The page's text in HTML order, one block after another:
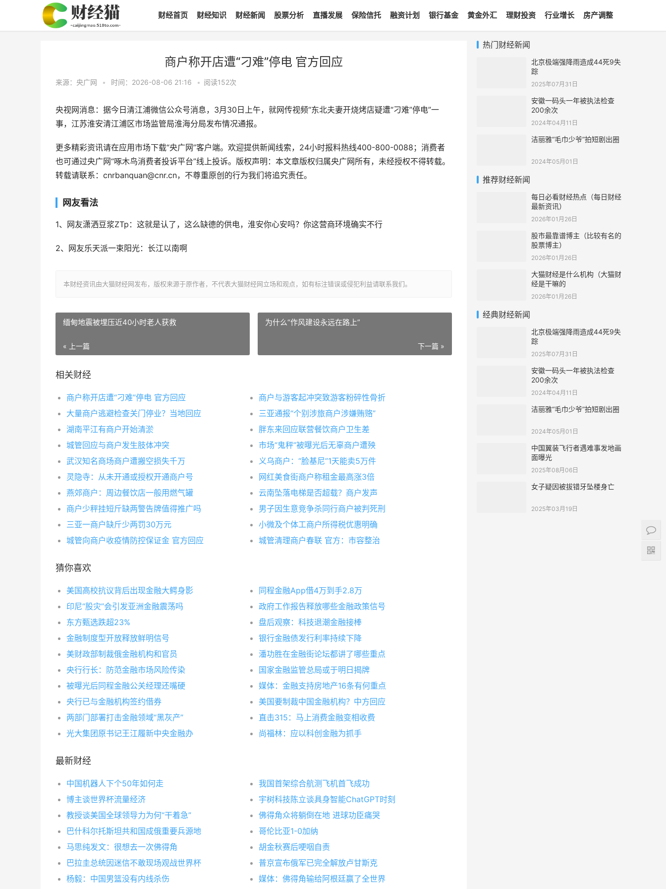
财经首页 财经知识 财经新闻 股票分析 直播发展 保险信托 融资计划 银行基金 黄金外汇 理财投资 行业增长 房产调整
商户称开店遭“刁难”停电 官方回应
来源：央广网 • 时间：2026-08-06 21:16 • 阅读152次
央视网消息：据今日清江浦微信公众号消息，3月30日上午，就网传视频“东北夫妻开烧烤店疑遭“刁难”停电”一
事，江苏淮安清江浦区市场监管局淮海分局发布情况通报。
更多精彩资讯请在应用市场下载“央广网”客户端。欢迎提供新闻线索，24小时报料热线400-800-0088；消费者
也可通过央广网“啄木鸟消费者投诉平台”线上投诉。版权声明：本文章版权归属央广网所有，未经授权不得转载。
转载请联系：cnrbanquan@cnr.cn，不尊重原创的行为我们将追究责任。
网友看法
1、网友潇洒豆浆ZTp：这就是认了，这么缺德的供电，淮安你心安吗？你这营商环境确实不行
2、网友乐天派一束阳光：长江以南啊
本财经资讯由大猫财经网发布，版权来源于原作者，不代表大猫财经网立场和观点，如有标注错误或侵犯利益请联系我们。
缅甸地震被埋压近40小时老人获救
« 上一篇
为什么“作风建设永远在路上”
下一篇 »
相关财经
商户称开店遭“刁难”停电 官方回应
商户与游客起冲突致游客粉碎性骨折
大量商户逃避检查关门停业？当地回应
三亚通报“个别涉旅商户涉嫌贿赂”
湖南平江有商户开始清淤
胖东来回应联营餐饮商户卫生差
城管回应与商户发生肢体冲突
市场“鬼秤”被曝光后无辜商户遭殃
武汉知名商场商户遭搬空损失千万
义乌商户：“脸基尼”1天能卖5万件
灵隐寺：从未开通或授权开通商户号
网红美食街商户称租金最高涨3倍
燕郊商户：周边餐饮店一般用燃气罐
云南坠落电梯是否超载？商户发声
商户少秤挂短斤缺两警告牌值得推广吗
男子因生意竞争杀同行商户被判死刑
三亚一商户缺斤少两罚30万元
小微及个体工商户所得税优惠明确
城管向商户收疫情防控保证金 官方回应
城管清理商户春联 官方：市容整治
猜你喜欢
美国高校抗议背后出现金融大鳄身影
同程金融App借4万到手2.8万
印尼“股灾”会引发亚洲金融震荡吗
政府工作报告释放哪些金融政策信号
东方甄选跌超23%
盘后观察：科技退潮金融接棒
金融制度型开放释放鲜明信号
银行金融债发行利率持续下降
美财政部制裁俄金融机构和官员
潘功胜在金融街论坛都讲了哪些重点
央行行长：防范金融市场风险传染
国家金融监管总局或于明日揭牌
被曝光后同程金融公关经理还嘴硬
媒体：金融支持房地产16条有何重点
央行已与金融机构签约借券
美国要制裁中国金融机构？中方回应
两部门部署打击金融领域“黑灰产”
直击315：马上消费金融变相收费
光大集团原书记王江履新中央金融办
尚福林：应以科创金融为抓手
最新财经
中国机器人下个50年如何走
我国首架综合航测飞机首飞成功
博主谈世界杯流量经济
宇树科技陈立谈具身智能ChatGPT时刻
教授谈美国全球领导力为何“干着急”
佛得角众将躺倒在地 进球功臣痛哭
巴什科尔托斯坦共和国成俄重要兵源地
哥伦比亚1-0加纳
马思纯发文：很想去一次佛得角
胡金秋赛后哽咽自责
巴拉圭总统因迷信不敢现场观战世界杯
普京宣布俄军已完全解放卢甘斯克
杨毅：中国男篮没有内线杀伤
媒体：佛得角输给阿根廷赢了全世界
热门财经新闻
北京极端强降雨造成44死9失
踪
2025年07月31日
安徽一码头一年被执法检查
200余次
2024年04月11日
洁丽雅“毛巾少爷”拍短剧出圈
2024年05月01日
推荐财经新闻
每日必看财经热点（每日财经
最新资讯）
2026年01月26日
股市最靠谱博主（比较有名的
股票博主）
2026年01月26日
大猫财经是什么机构（大猫财
经是干嘛的
2026年01月26日
经典财经新闻
北京极端强降雨造成44死9失
踪
2025年07月31日
安徽一码头一年被执法检查
200余次
2024年04月11日
洁丽雅“毛巾少爷”拍短剧出圈
2024年05月01日
中国翼装飞行者遇难事发地画
面曝光
2025年08月06日
女子疑因被拔错牙坠楼身亡
2025年03月19日